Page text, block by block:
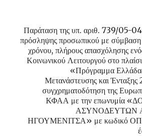
Παράταση της υπ. αριθ. 739/05-
πρόσληψης προσωπικού με σύμβαση
χρόνου, πλήρους απασχόλησης
Κοινωνικού Λειτουργού στο
«Πρόγραμμα
Μετανάστευσης και
συγχρηματοδότηση της
ΚΦΑΑ με την επωνυμία
ΑΣΥΝΟΔΕΥΤΩΝ
ΗΓΟΥΜΕΝΙΤΣΑ» με κωδικό